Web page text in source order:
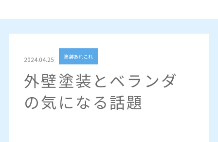
2024.04.25 塗装あれこれ
外壁塗装とベランダ
の気になる話題